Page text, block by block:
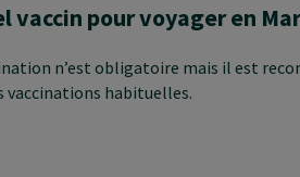
vaccin pour voyager en
n’est obligatoire mais il est
vaccinations habituelles.